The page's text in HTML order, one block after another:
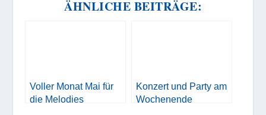
ÄHNLICHE BEITRÄGE:
Voller Monat Mai für
die Melodies
Konzert und Party am
Wochenende